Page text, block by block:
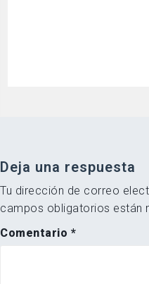
Deja una respuesta
Tu dirección de correo
campos obligatorios están
Comentario *